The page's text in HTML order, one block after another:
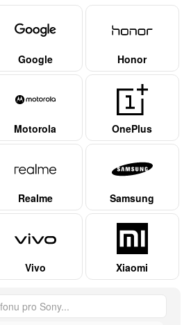
Google Honor
Motorola OnePlus
Realme Samsung
Vivo Xiaomi